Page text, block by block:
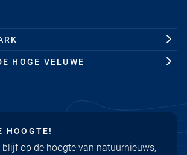
HOGE VELUWE
HOOGTE!
blijf op de hoogte van natuurnieuws,